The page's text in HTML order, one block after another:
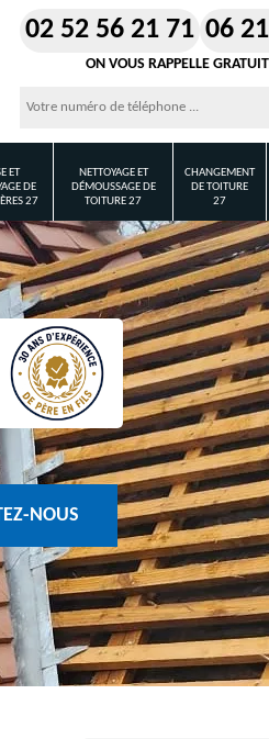
02 52 56 21 71 06
ON VOUS RAPPELLE
ET
DE
27
NETTOYAGE ET
DÉMOUSSAGE DE
TOITURE 27
CHANGEMENT
DE TOITURE
27
NOUS